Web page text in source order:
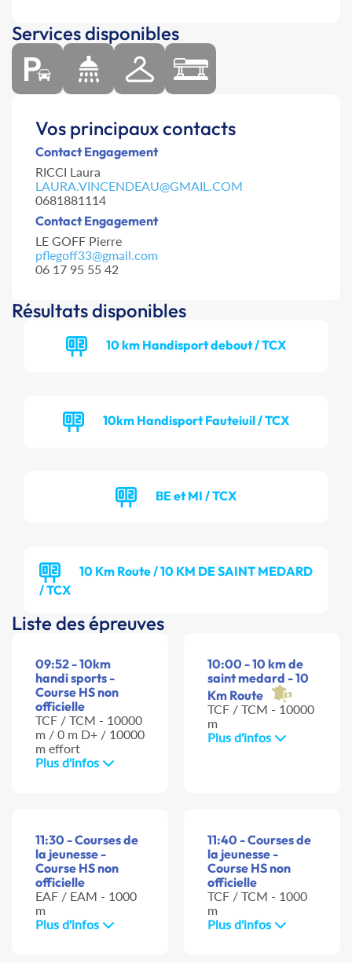
Services disponibles
Vos principaux contacts
Contact Engagement
RICCI Laura
LAURA.VINCENDEAU@GMAIL.COM
0681881114
Contact Engagement
LE GOFF Pierre
pflegoff33@gmail.com
06 17 95 55 42
Résultats disponibles
10 km Handisport debout / TCX
10km Handisport Fauteiuil / TCX
BE et MI / TCX
10 Km Route / 10 KM DE SAINT MEDARD
/ TCX
Liste des épreuves
09:52 - 10km
handi sports -
Course HS non
officielle
TCF / TCM - 10000
m / 0 m D+ / 10000
m effort
Plus d'infos
10:00 - 10 km de
saint medard - 10
Km Route
TCF / TCM - 10000
m
Plus d'infos
11:30 - Courses de
la jeunesse -
Course HS non
officielle
EAF / EAM - 1000
m
Plus d'infos
11:40 - Courses de
la jeunesse -
Course HS non
officielle
TCF / TCM - 1000
m
Plus d'infos